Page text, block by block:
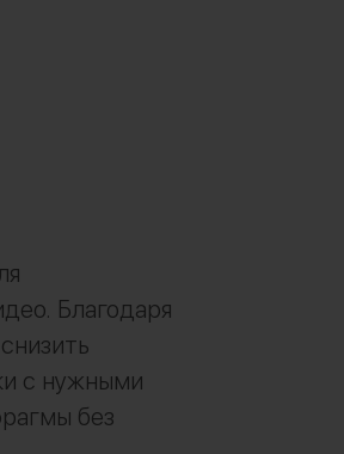
Благодаря
с нужными
без